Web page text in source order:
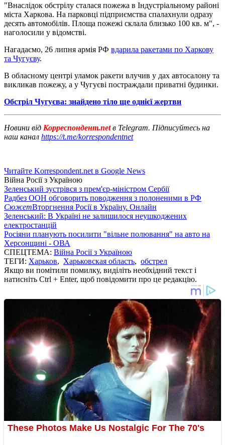
"Внаслідок обстрілу сталася пожежа в Індустріальному районі
міста Харкова. На парковці підприємства спалахнули одразу
десять автомобілів. Площа пожежі склала близько 100 кв. м", -
наголосили у відомстві.
Нагадаємо, 26 липня армія РФ вдарила ракетами по Харкову
та Чугуєву.
В обласному центрі уламок ракети влучив у дах автосалону та
викликав пожежу, а у Чугуєві постраждали приватні будинки.
Обстріл Чугуєва: знайдено тіло ще однієї жертви
Новини від Корреспондент.netв Telegram. Підписуйтесь на
наш канал https://t.me/korrespondentnet
Читайте Korrespondent.net в Google News
Війна Росії з Україною
Зеленський зустрівся з прем'єр-міністром Сербії
Радбез ООН обговорить поводження з полоненими в РФ
СюжетВторгнення Росії в Україну. Онлайн
Зеленський: В Україні не залишилося неушкоджених
електростанцій
Росіяни планують посилити "вільне полювання" на авто на
Херсонщині - ОВА
СПЕЦТЕМА: Війна Росії з Україною
ТЕГИ: Харьков, Харьковская область, обстрел
Якщо ви помітили помилку, виділіть необхідний текст і
натисніть Ctrl + Enter, щоб повідомити про це редакцію.